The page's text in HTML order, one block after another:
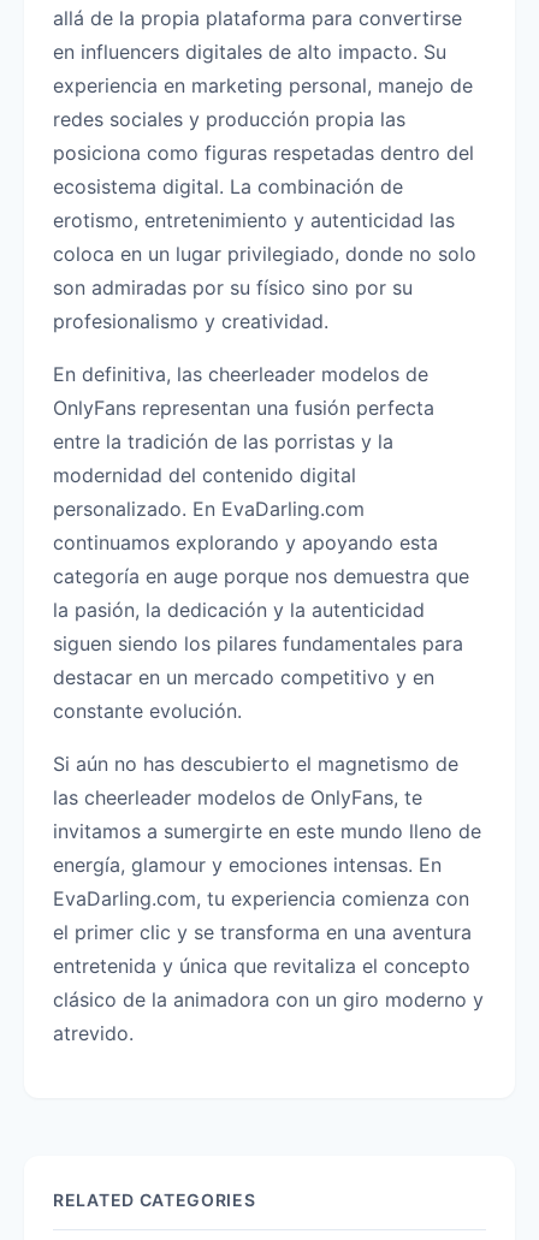
allá de la propia plataforma para convertirse
en influencers digitales de alto impacto. Su
experiencia en marketing personal, manejo de
redes sociales y producción propia las
posiciona como figuras respetadas dentro del
ecosistema digital. La combinación de
erotismo, entretenimiento y autenticidad las
coloca en un lugar privilegiado, donde no solo
son admiradas por su físico sino por su
profesionalismo y creatividad.
En definitiva, las cheerleader modelos de
OnlyFans representan una fusión perfecta
entre la tradición de las porristas y la
modernidad del contenido digital
personalizado. En EvaDarling.com
continuamos explorando y apoyando esta
categoría en auge porque nos demuestra que
la pasión, la dedicación y la autenticidad
siguen siendo los pilares fundamentales para
destacar en un mercado competitivo y en
constante evolución.
Si aún no has descubierto el magnetismo de
las cheerleader modelos de OnlyFans, te
invitamos a sumergirte en este mundo lleno de
energía, glamour y emociones intensas. En
EvaDarling.com, tu experiencia comienza con
el primer clic y se transforma en una aventura
entretenida y única que revitaliza el concepto
clásico de la animadora con un giro moderno y
atrevido.
RELATED CATEGORIES